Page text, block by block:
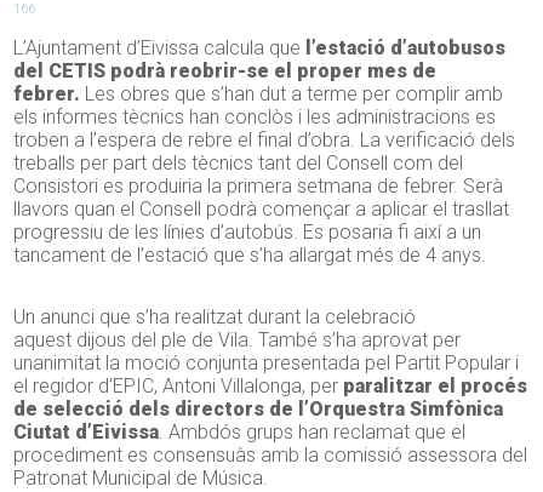
166
L’Ajuntament d’Eivissa calcula que l’estació d’autobusos
del CETIS podrà reobrir-se el proper mes de
febrer. Les obres que s’han dut a terme per complir amb
els informes tècnics han conclòs i les administracions es
troben a l’espera de rebre el final d’obra. La verificació dels
treballs per part dels tècnics tant del Consell com del
Consistori es produiria la primera setmana de febrer. Serà
llavors quan el Consell podrà començar a aplicar el trasllat
progressiu de les línies d’autobús. Es posaria fi així a un
tancament de l’estació que s’ha allargat més de 4 anys.
Un anunci que s’ha realitzat durant la celebració
aquest dijous del ple de Vila. També s’ha aprovat per
unanimitat la moció conjunta presentada pel Partit Popular i
el regidor d’EPIC, Antoni Villalonga, per paralitzar el procés
de selecció dels directors de l’Orquestra Simfònica
Ciutat d’Eivissa. Ambdós grups han reclamat que el
procediment es consensuàs amb la comissió assessora del
Patronat Municipal de Música.